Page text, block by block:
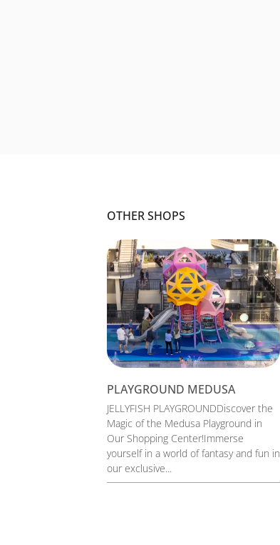
OTHER SHOPS
PLAYGROUND MEDUSA
JELLYFISH PLAYGROUNDDiscover the
Magic of the Medusa Playground in
Our Shopping Center!Immerse
yourself in a world of fantasy and fun in
our exclusive...